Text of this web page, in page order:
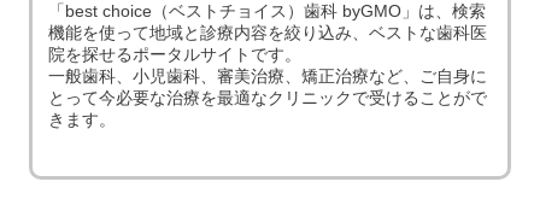
「best choice（ベストチョイス）歯科 byGMO」は、検索
機能を使って地域と診療内容を絞り込み、ベストな歯科医
院を探せるポータルサイトです。
一般歯科、小児歯科、審美治療、矯正治療など、ご自身に
とって今必要な治療を最適なクリニックで受けることがで
きます。